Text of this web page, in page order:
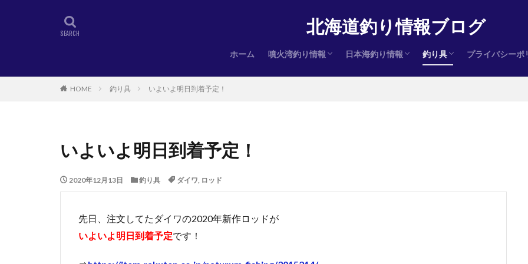
北海道釣り情報ブログ
ホーム 噴火湾釣り情報
ヒラメ
サクラマス
アキアジ（鮭）
日本海釣り情報
ヒラメ
サクラマス
アキアジ（鮭）
釣り具
ヒラメ
サクラマス
アキアジ（鮭）
インプレ
プライバシーポ
HOME 釣り具 いよいよ明日到着予定！
いよいよ明日到着予定！
2020年12月13日 釣り具 ダイワ, ロッド
先日、注文してたダイワの2020年新作ロッドが
いよいよ明日到着予定です！